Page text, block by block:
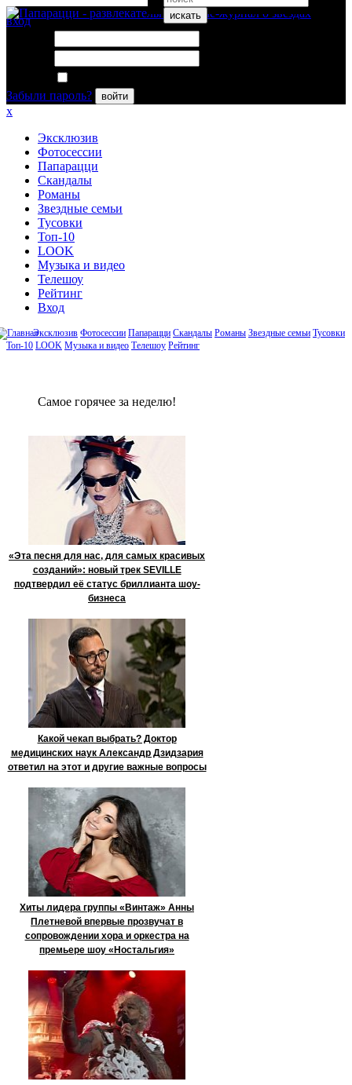
искать
вход
Забыли пароль?
войти
x
Эксклюзив
Фотосессии
Папарацци
Скандалы
Романы
Звездные семьи
Тусовки
Топ-10
LOOK
Музыка и видео
Телешоу
Рейтинг
Вход
Эксклюзив Фотосессии Папарацци Скандалы Романы Звездные семьи Тусовки
Топ-10 LOOK Музыка и видео Телешоу Рейтинг
Сaмое гoрячее за неделю!
«Эта песня для нас, для самых красивых
созданий»: новый трек SEVILLE
подтвердил её статус бриллианта шоу-
бизнеса
Какой чекап выбрать? Доктор
медицинских наук Александр Дзидзария
ответил на этот и другие важные вопросы
Хиты лидера группы «Винтаж» Анны
Плетневой впервые прозвучат в
сопровождении хора и оркестра на
премьере шоу «Ностальгия»